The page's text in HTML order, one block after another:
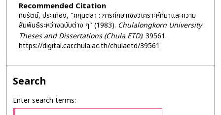
Recommended Citation
ทินรัตน์, ประเทือง, "ศกุนตลา : การศึกษาเชิงวิเคราะห์ที่มาและความ
สัมพันธ์ระหว่างฉบับต่าง ๆ" (1983). Chulalongkorn University
Theses and Dissertations (Chula ETD). 39561.
https://digital.car.chula.ac.th/chulaetd/39561
Search
Enter search terms: